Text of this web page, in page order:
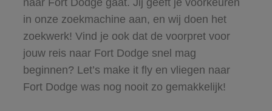
in onze zoekmachine aan, en wij doen het
zoekwerk! Vind je ook dat de voorpret voor
jouw reis naar Fort Dodge snel mag
beginnen? Let’s make it fly en vliegen naar
Fort Dodge was nog nooit zo gemakkelijk!